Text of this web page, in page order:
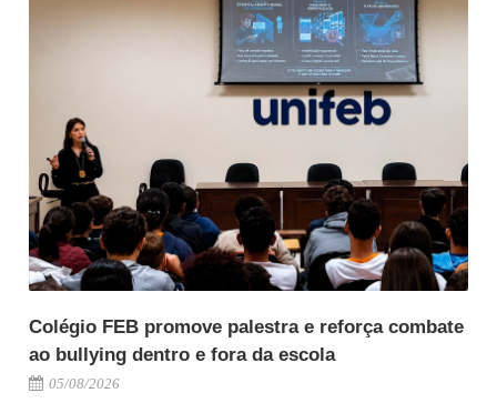
Colégio FEB promove palestra e reforça combate
ao bullying dentro e fora da escola
05/08/2026